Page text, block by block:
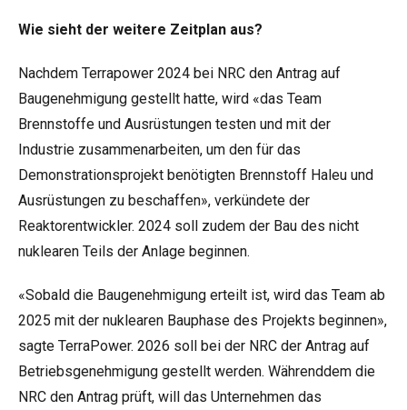
Wie sieht der weitere Zeitplan aus?
Nachdem Terrapower 2024 bei NRC den Antrag auf
Baugenehmigung gestellt hatte, wird «das Team
Brennstoffe und Ausrüstungen testen und mit der
Industrie zusammenarbeiten, um den für das
Demonstrationsprojekt benötigten Brennstoff Haleu und
Ausrüstungen zu beschaffen», verkündete der
Reaktorentwickler. 2024 soll zudem der Bau des nicht
nuklearen Teils der Anlage beginnen.
«Sobald die Baugenehmigung erteilt ist, wird das Team ab
2025 mit der nuklearen Bauphase des Projekts beginnen»,
sagte TerraPower. 2026 soll bei der NRC der Antrag auf
Betriebsgenehmigung gestellt werden. Währenddem die
NRC den Antrag prüft, will das Unternehmen das